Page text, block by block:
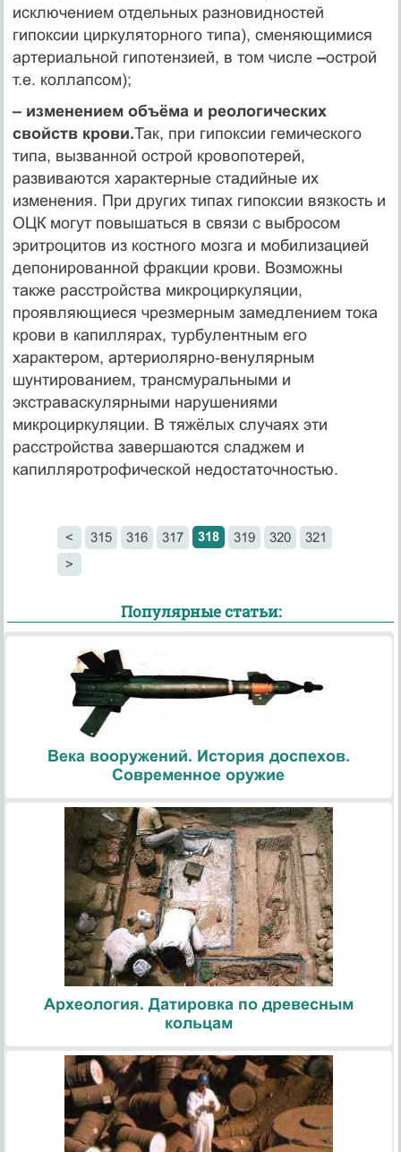
исключением отдельных разновидностей
гипоксии циркуляторного типа), сменяющимися
артериальной гипотензией, в том числе –острой
т.е. коллапсом);
– изменением объёма и реологических
свойств крови.Так, при гипоксии гемического
типа, вызванной острой кровопотерей,
развиваются характерные стадийные их
изменения. При других типах гипоксии вязкость и
ОЦК могут повышаться в связи с выбросом
эритроцитов из костного мозга и мобилизацией
депонированной фракции крови. Возможны
также расстройства микроциркуляции,
проявляющиеся чрезмерным замедлением тока
крови в капиллярах, турбулентным его
характером, артериолярно‑венулярным
шунтированием, трансмуральными и
экстраваскулярными нарушениями
микроциркуляции. В тяжёлых случаях эти
расстройства завершаются сладжем и
капилляротрофической недостаточностью.
< 315 316 317 318 319 320
321
>
Популярные статьи:
Века вооружений. История доспехов.
Современное оружие
Археология. Датировка по древесным
кольцам